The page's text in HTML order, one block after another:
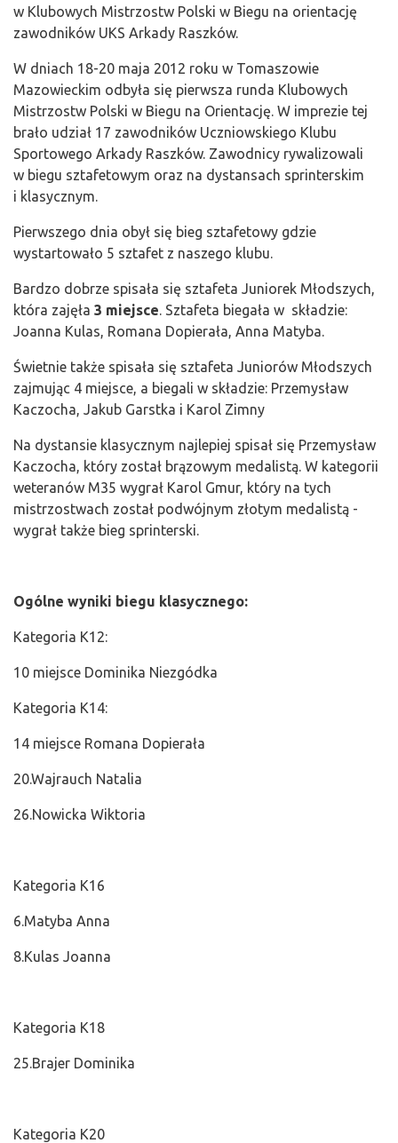
w Klubowych Mistrzostw Polski w Biegu na orientację
zawodników UKS Arkady Raszków.
W dniach 18-20 maja 2012 roku w Tomaszowie
Mazowieckim odbyła się pierwsza runda Klubowych
Mistrzostw Polski w Biegu na Orientację. W imprezie tej
brało udział 17 zawodników Uczniowskiego Klubu
Sportowego Arkady Raszków. Zawodnicy rywalizowali
w biegu sztafetowym oraz na dystansach sprinterskim
i klasycznym.
Pierwszego dnia obył się bieg sztafetowy gdzie
wystartowało 5 sztafet z naszego klubu.
Bardzo dobrze spisała się sztafeta Juniorek Młodszych,
która zajęła 3 miejsce. Sztafeta biegała w składzie:
Joanna Kulas, Romana Dopierała, Anna Matyba.
Świetnie także spisała się sztafeta Juniorów Młodszych
zajmując 4 miejsce, a biegali w składzie: Przemysław
Kaczocha, Jakub Garstka i Karol Zimny
Na dystansie klasycznym najlepiej spisał się Przemysław
Kaczocha, który został brązowym medalistą. W kategorii
weteranów M35 wygrał Karol Gmur, który na tych
mistrzostwach został podwójnym złotym medalistą -
wygrał także bieg sprinterski.
Ogólne wyniki biegu klasycznego:
Kategoria K12:
10 miejsce Dominika Niezgódka
Kategoria K14:
14 miejsce Romana Dopierała
20.Wajrauch Natalia
26.Nowicka Wiktoria
Kategoria K16
6.Matyba Anna
8.Kulas Joanna
Kategoria K18
25.Brajer Dominika
Kategoria K20